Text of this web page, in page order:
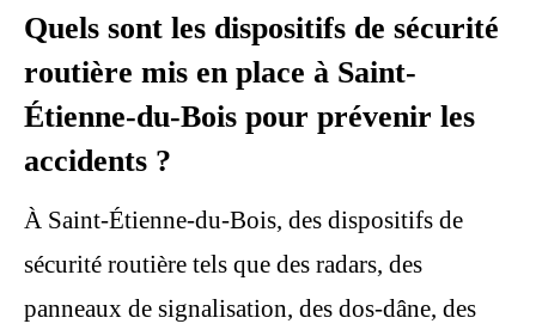
Quels sont les dispositifs de sécurité
routière mis en place à Saint-
Étienne-du-Bois pour prévenir les
accidents ?
À Saint-Étienne-du-Bois, des dispositifs de
sécurité routière tels que des radars, des
panneaux de signalisation, des dos-dâne, des